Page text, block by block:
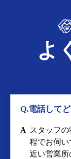
よ
Q.電話して
A スタッフ
程でお伺
近い営業所